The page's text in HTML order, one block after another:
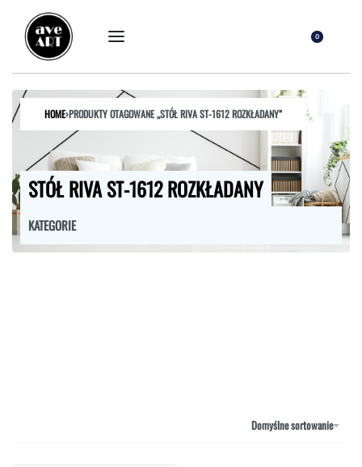
0
HOME›PRODUKTY OTAGOWANE „STÓŁ RIVA ST-1612 ROZKŁADANY”
STÓŁ RIVA ST-1612 ROZKŁADANY
KATEGORIE
Domyślne sortowanie